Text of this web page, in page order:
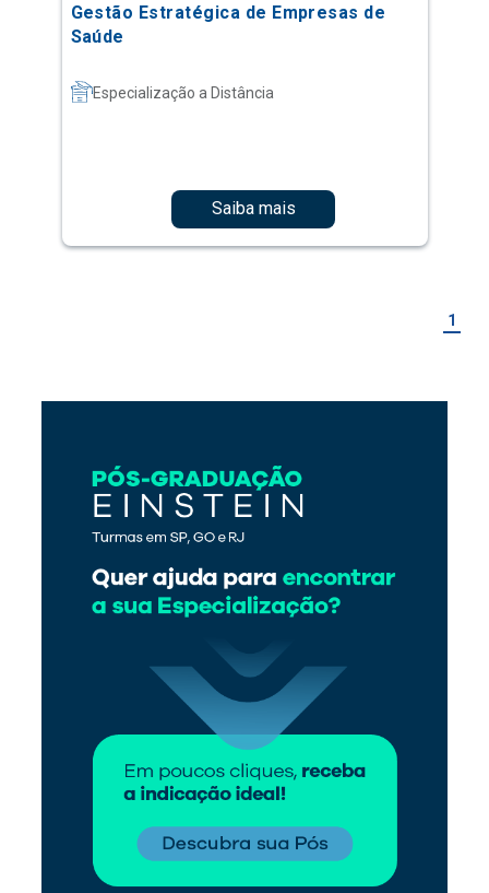
Gestão Estratégica de Empresas de
Saúde
Especialização a Distância
Saiba mais
1